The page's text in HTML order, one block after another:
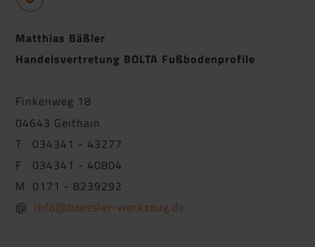
Matthias Bäßler
Handelsvertretung BOLTA Fußbodenprofile
Finkenweg 18
04643 Geithain
T 034341 - 43277
F 034341 - 40804
M 0171 - 8239292
@ info@baessler-werkzeug.de